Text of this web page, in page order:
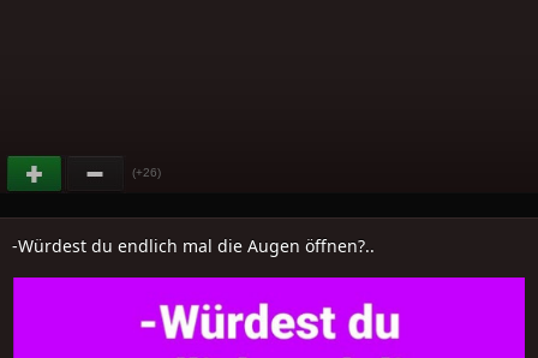
(+26)
-Würdest du endlich mal die Augen öffnen?..